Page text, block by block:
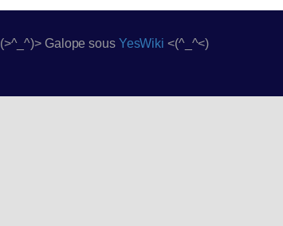
(>^_^)> Galope sous YesWiki <(^_^<)